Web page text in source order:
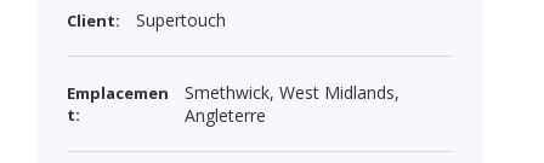
Client: Supertouch
Emplacemen
t:
Smethwick, West Midlands,
Angleterre